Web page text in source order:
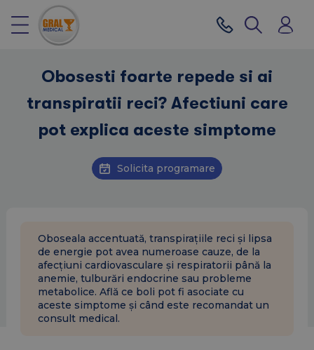
Obosesti foarte repede si ai
transpiratii reci? Afectiuni care
pot explica aceste simptome
Solicita programare
Oboseala accentuată, transpirațiile reci și lipsa
de energie pot avea numeroase cauze, de la
afecțiuni cardiovasculare și respiratorii până la
anemie, tulburări endocrine sau probleme
metabolice. Află ce boli pot fi asociate cu
aceste simptome și când este recomandat un
consult medical.